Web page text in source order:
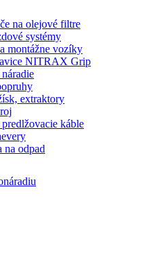
na olejové filtre
systémy
montážne vozíky
NITRAX Grip
extraktory
predlžovacie káble
na odpad